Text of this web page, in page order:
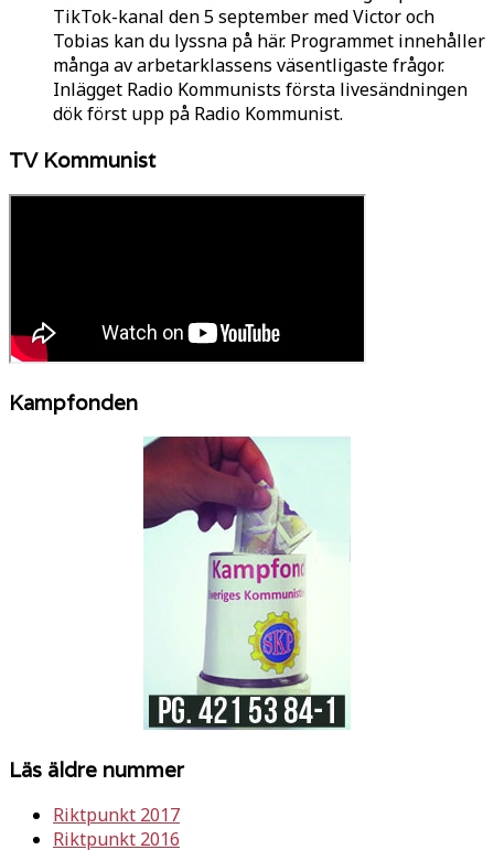
TikTok-kanal den 5 september med Victor och
Tobias kan du lyssna på här. Programmet innehåller
många av arbetarklassens väsentligaste frågor.
Inlägget Radio Kommunists första livesändningen
dök först upp på Radio Kommunist.
TV Kommunist
Kampfonden
Läs äldre nummer
Riktpunkt 2017
Riktpunkt 2016